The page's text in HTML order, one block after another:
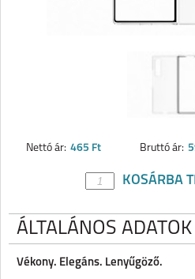
Nettó ár: 465 Ft Bruttó ár:
KOSÁRBA
ÁLTALÁNOS ADATOK
Vékony. Elegáns. Lenyűgöző.